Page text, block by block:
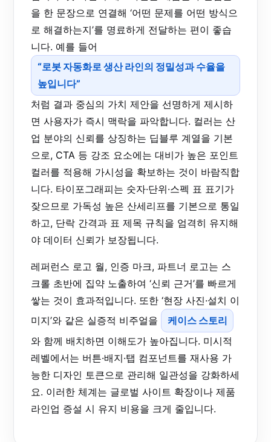
을 한 문장으로 연결해 ‘어떤 문제를 어떤 방식으
로 해결하는지’를 명료하게 전달하는 편이 좋습
니다. 예를 들어
“로봇 자동화로 생산 라인의 정밀성과 수율을
높입니다”
처럼 결과 중심의 가치 제안을 선명하게 제시하
면 사용자가 즉시 맥락을 파악합니다. 컬러는 산
업 분야의 신뢰를 상징하는 딥블루 계열을 기본
으로, CTA 등 강조 요소에는 대비가 높은 포인트
컬러를 적용해 가시성을 확보하는 것이 바람직합
니다. 타이포그래피는 숫자·단위·스펙 표 표기가
잦으므로 가독성 높은 산세리프를 기본으로 통일
하고, 단락 간격과 표 제목 규칙을 엄격히 유지해
야 데이터 신뢰가 보장됩니다.
레퍼런스 로고 월, 인증 마크, 파트너 로고는 스
크롤 초반에 집약 노출하여 ‘신뢰 근거’를 빠르게
쌓는 것이 효과적입니다. 또한 ‘현장 사진·설치 이
미지’와 같은 실증적 비주얼을
케이스 스토리
와 함께 배치하면 이해도가 높아집니다. 미시적
레벨에서는 버튼·배지·탭 컴포넌트를 재사용 가
능한 디자인 토큰으로 관리해 일관성을 강화하세
요. 이러한 체계는 글로벌 사이트 확장이나 제품
라인업 증설 시 유지 비용을 크게 줄입니다.